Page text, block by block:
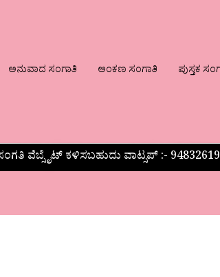
ಅನುವಾದ ಸಂಗಾತಿ ಅಂಕಣ ಸಂಗಾತಿ ಪುಸ್ತಕ
ವೆಬ್ಸೈಟ್ ಕಳಿಸಬಹುದು ವಾಟ್ಸಪ್‌ :-